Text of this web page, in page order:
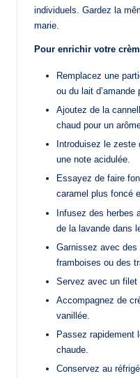
individuels. Gardez la
marie.
Pour enrichir votre
Remplacez une
ou du lait
Ajoutez de la
chaud pour un
Introduisez le zeste
une note acidulée.
Essayez de faire
caramel plus foncé
Infusez des herbes
de la lavande dans
Garnissez avec
framboises ou des
Servez avec un filet
Accompagnez de
vanillée.
Passez rapidement
chaude.
Conservez au